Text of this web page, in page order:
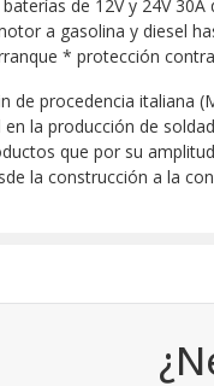
de 12V y 24V
a gasolina y diesel
* protección
de procedencia italiana
en la producción de
que por su
la construcción a la